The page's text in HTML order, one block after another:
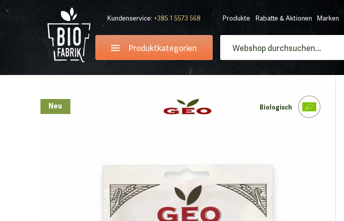
Kundenservice: +385 1 5573 568
Produktkategorien
Produkte Rabatte & Aktionen Marken
Neu Biologisch